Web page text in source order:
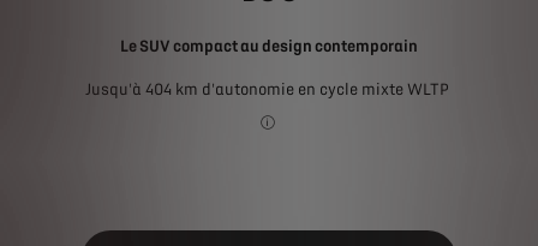
Le SUV compact au design contemporain
Jusqu'à 404 km d'autonomie en cycle mixte WLTP